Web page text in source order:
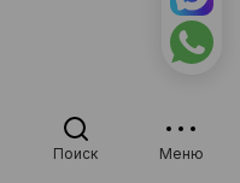
Поиск Меню